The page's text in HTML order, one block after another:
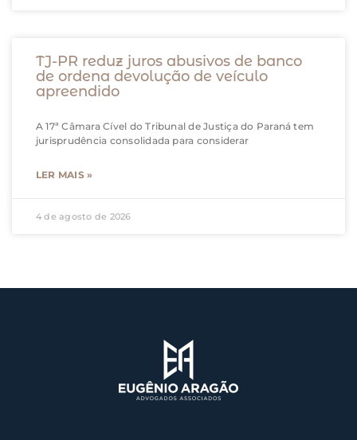
TJ-PR reduz juros abusivos de banco
de ordena devolução de veículo
apreendido
A 17ª Câmara Cível do Tribunal de Justiça do Paraná tem
jurisprudência consolidada para considerar
LER MAIS »
4 de agosto de 2026